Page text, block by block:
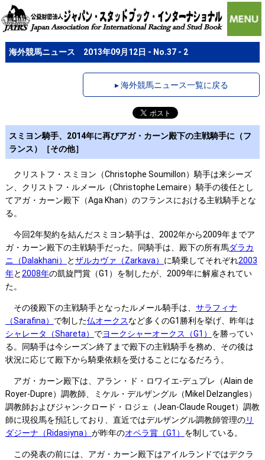
海外競馬ニュース 2013年09月12日 - No.37 - 2
▸ 海外競馬ニュース一覧に戻る
スミヨン騎手、2014年に再びアガ・カーン殿下の主戦騎手に（フ
ランス）［その他］
クリストフ・スミヨン（Christophe Soumillon）騎手は来シーズ
ン、クリストフ・ルメール（Christophe Lemaire）騎手の後任とし
てアガ・カーン殿下（Aga Khan）のフランスにおける主戦騎手とな
る。
今回2年契約を結んだスミヨン騎手は、2002年から2009年までア
ガ・カーン殿下の主戦騎手だった。同騎手は、殿下の所有馬ダラカ
ニ（Dalakhani）
とザルカヴァ（Zarkava） に騎乗してそれぞれ2003
年と2008年の凱旋門賞（G1）を制したが、2009年に解雇されてい
た。
その後殿下の主戦騎手となったルメール騎手は、 サラフィナ
（Sarafina） で制した仏オークスなど多くのG1勝利を挙げ、昨年は
シャレータ（Shareta） でヨークシャーオークス（G1） を勝ってい
る。同騎手は今シーズン終了まで殿下の主戦騎手を務め、その後は
状況に応じて殿下から騎乗依頼を受けることになるだろう。
アガ・カーン殿下は、アラン・ド・ロワイエ-デュプレ（Alain de
Royer-Dupre）調教師、ミケル・デルザングル（Mikel Delzangles）
調教師およびジャン-クロード・ロジェ（Jean-Claude Rouget）調教
師に現役馬を預託しており、直近ではデルザングル調教師管理のリ
ダジーナ（Ridasiyna） が昨年のオペラ賞（G1） を制している。
この発表の前には、アガ・カーン殿下はアイルランドではデクラ